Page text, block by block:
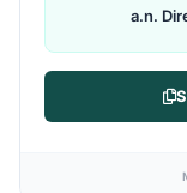
a.n.